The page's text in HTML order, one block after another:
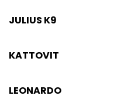
JULIUS K9
KATTOVIT
LEONARDO